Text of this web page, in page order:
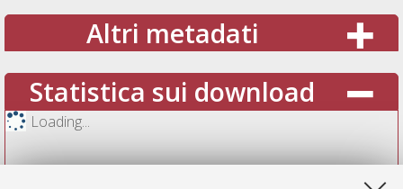
Altri metadati
Statistica sui download
Loading...